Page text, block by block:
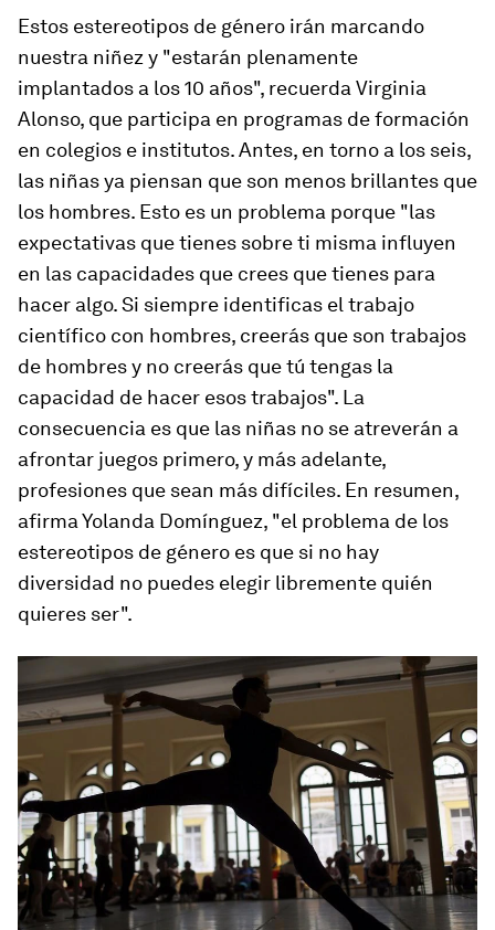
Estos estereotipos de género irán marcando
nuestra niñez y "estarán plenamente
implantados a los 10 años", recuerda Virginia
Alonso, que participa en programas de formación
en colegios e institutos. Antes, en torno a los seis,
las niñas ya piensan que son menos brillantes que
los hombres. Esto es un problema porque "las
expectativas que tienes sobre ti misma influyen
en las capacidades que crees que tienes para
hacer algo. Si siempre identificas el trabajo
científico con hombres, creerás que son trabajos
de hombres y no creerás que tú tengas la
capacidad de hacer esos trabajos". La
consecuencia es que las niñas no se atreverán a
afrontar juegos primero, y más adelante,
profesiones que sean más difíciles. En resumen,
afirma Yolanda Domínguez, "el problema de los
estereotipos de género es que si no hay
diversidad no puedes elegir libremente quién
quieres ser".